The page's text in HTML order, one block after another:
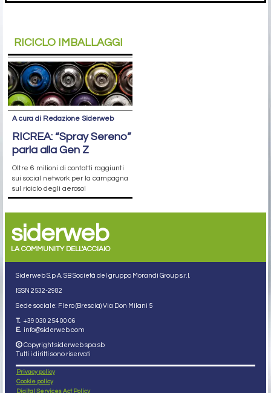
RICICLO IMBALLAGGI
A cura di Redazione Siderweb
RICREA: “Spray Sereno”
parla alla Gen Z
Oltre 6 milioni di contatti raggiunti
sui social network per la campagna
sul riciclo degli aerosol
siderweb
LA COMMUNITY DELL'ACCIAIO
Siderweb S.p.A. SB Società del gruppo Morandi Group s.r.l.
ISSN 2532-2982
Sede sociale: Flero (Brescia) Via Don Milani 5
T. +39 030 254 00 06
E. info@siderweb.com
Copyright siderweb spa sb
Tutti i diritti sono riservati
Privacy policy
Cookie policy
Digital Services Act Policy